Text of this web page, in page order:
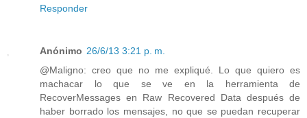
Responder
Anónimo 26/6/13 3:21 p. m.
@Maligno: creo que no me expliqué. Lo que quiero es
machacar lo que se ve en la herramienta de
RecoverMessages en Raw Recovered Data después de
haber borrado los mensajes, no que se puedan recuperar